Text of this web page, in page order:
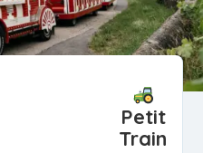
Petit
Train